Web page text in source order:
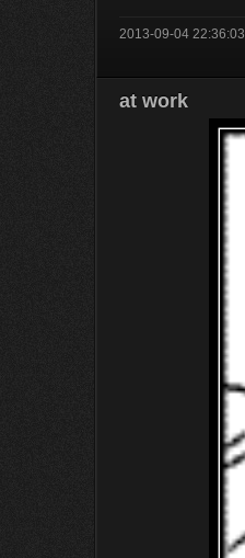
2013-09-04 22:36:03
at work